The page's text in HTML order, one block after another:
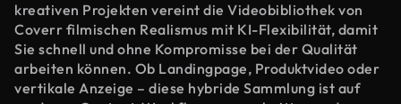
kreativen Projekten vereint die Videobibliothek von
Coverr filmischen Realismus mit KI-Flexibilität, damit
Sie schnell und ohne Kompromisse bei der Qualität
arbeiten können. Ob Landingpage, Produktvideo oder
vertikale Anzeige – diese hybride Sammlung ist auf